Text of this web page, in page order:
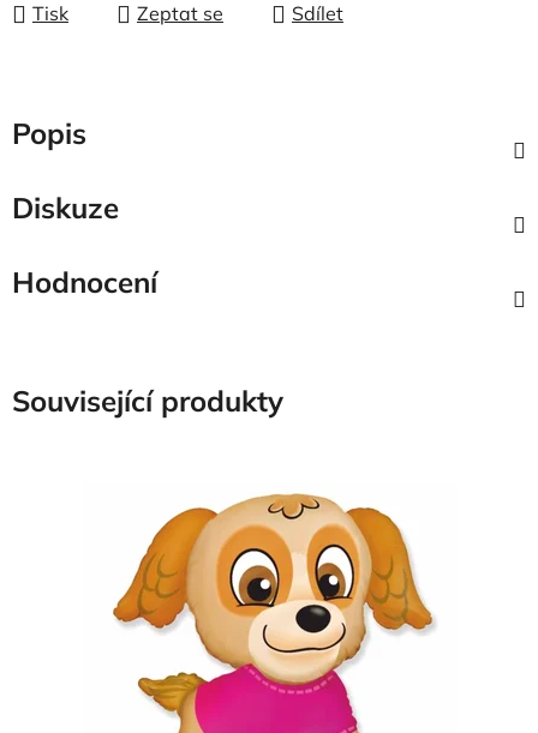
Tisk Zeptat se Sdílet
Popis
Diskuze
Hodnocení
Související produkty